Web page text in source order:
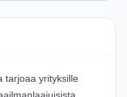
tarjoaa yrityksille